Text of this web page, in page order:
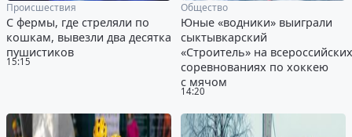
15:15
Происшествия
С фермы, где стреляли по
кошкам, вывезли два десятка
пушистиков
14:20
Общество
Юные «водники» выиграли
сыктывкарский
«Строитель» на всероссийских
соревнованиях по хоккею
с мячом